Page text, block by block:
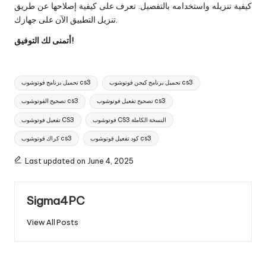
كيفية تنزيله واستخدامه بالتفصيل. تعرف على كيفية إصلاحها عن طريق
تنزيل التطبيق الآن على جهازك.
أتمنى لك التوفيق!
Tags: تحميل برنامج فوتوشوب cs3 تحميل برنامج كيجن فوتوشوب cs3
تصحيح الفوتوشوب cs3 تصحيح تفعيل فوتوشوب cs3
تفعيل فوتوشوب CS3 فوتوشوب CS3 النسخة الكاملة
كراك فوتوشوب cs3 كود تفعيل فوتوشوب cs3
Last updated on June 4, 2025
Sigma4PC
View All Posts